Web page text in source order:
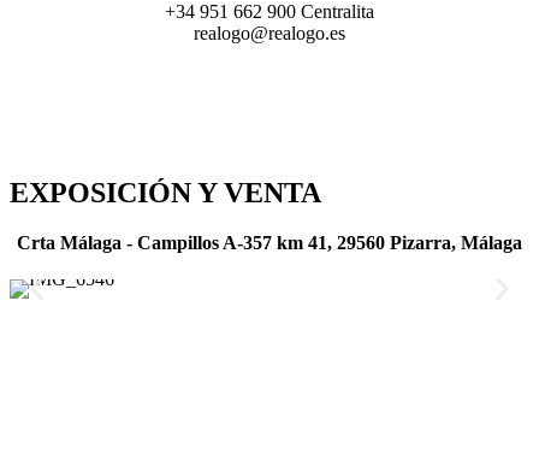
+34 951 662 900 Centralita
realogo@realogo.es
EXPOSICIÓN Y VENTA
Crta Málaga - Campillos A-357 km 41, 29560 Pizarra, Málaga